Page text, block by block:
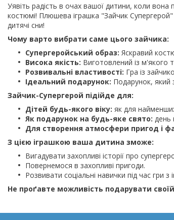
Уявіть радість в очах вашої дитини, коли
костюмі! Плюшева іграшка "Зайчик
дитячі сни!
Чому варто вибрати саме цього зайчика:
Супергеройський образ: Яскравий
Висока якість: Виготовлений із м'якого
Розвивальні властивості: Гра із
Ідеальний подарунок: Подарунок, який
Зайчик-Супергерой підійде для:
Дітей будь-якого віку: як для
Як подарунок на будь-яке свято: день
Для створення атмосфери пригод і
З цією іграшкою ваша дитина зможе:
Вигадувати захопливі історії про
Повернемося в захопливі пригоди.
Розвивати соціальні навички під час гри з
Не проґавте можливість подарувати